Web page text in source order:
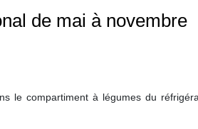
de mai à novembre
le compartiment à légumes du